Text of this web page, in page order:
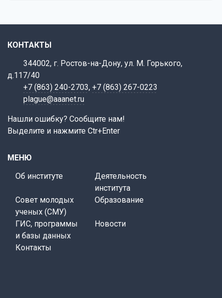
КОНТАКТЫ
344002, г. Ростов-на-Дону, ул. М. Горького,
д.117/40
+7 (863) 240-2703, +7 (863) 267-0223
plague@aaanet.ru
Нашли ошибку? Сообщите нам!
Выделите и нажмите Ctr+Enter
МЕНЮ
Об институте
Деятельность
института
Совет молодых
ученых (СМУ)
Образование
ГИС, программы
и базы данных
Новости
Контакты